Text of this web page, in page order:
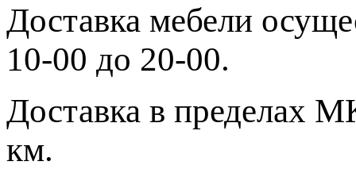
Доставка мебели
10-00 до 20-00.
Доставка в пределах
км.